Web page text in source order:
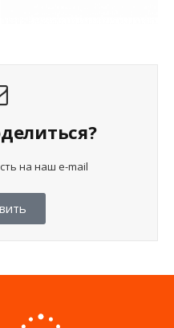
на наш e-mail